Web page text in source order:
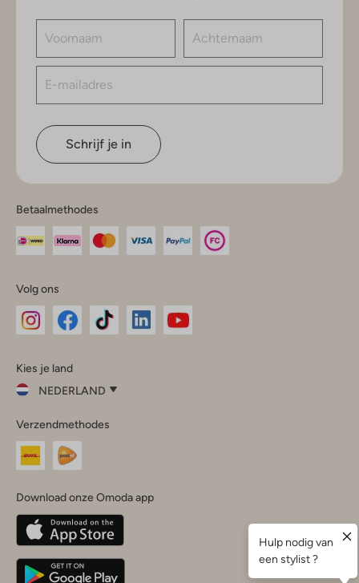
Schrijf je in
Betaalmethodes
Volg ons
InstagramFacebook
Kies je land
NEDERLAND
je
land
Nederland
Belgique(Français)
Deutschland
Verzendmethodes
Download onze Omoda app